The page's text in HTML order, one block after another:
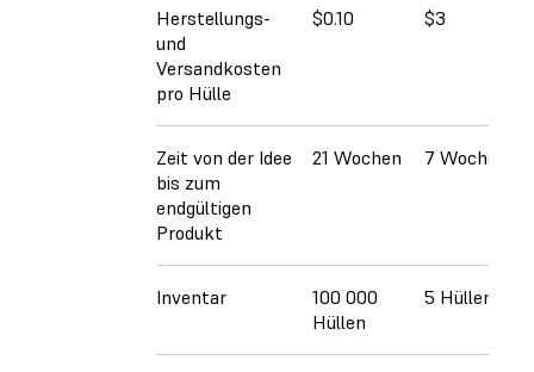
Herstellungs-
und
Versandkosten
pro Hülle
$0.10 $3
Zeit von der Idee
bis zum
endgültigen
Produkt
21 Wochen 7 Wochen
Inventar
100 000
Hüllen
5 Hüllen